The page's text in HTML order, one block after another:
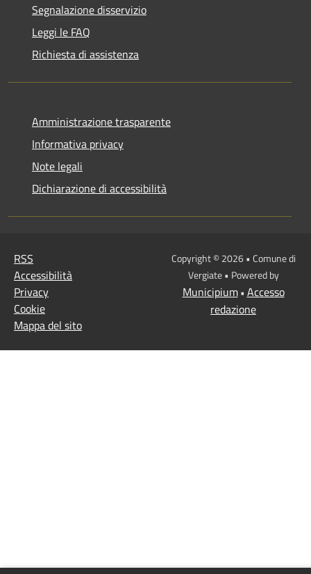
Segnalazione disservizio
Leggi le FAQ
Richiesta di assistenza
Amministrazione trasparente
Informativa privacy
Note legali
Dichiarazione di accessibilità
RSS
Accessibilità
Privacy
Cookie
Mappa del sito
Copyright © 2026 • Comune di
Vergiate • Powered by
Municipium• Accesso
redazione